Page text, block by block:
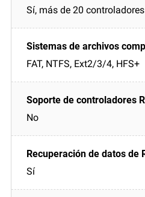
Sí, más de 20 controladores
FAT, NTFS, Ext2/3/4, HFS+
No
Sí